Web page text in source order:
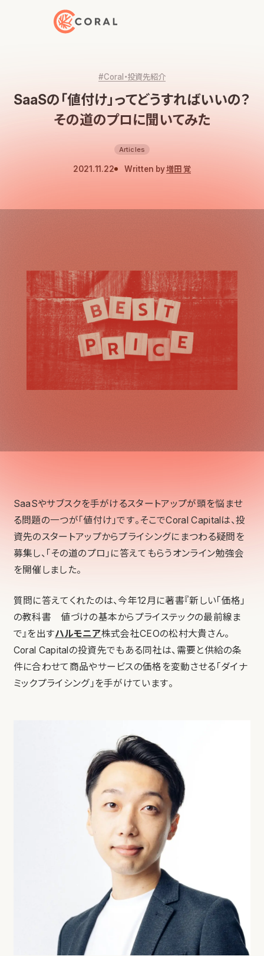
トップページへ戻る
#Coral・投資先紹介
SaaSの「値付け」ってどうすればいいの？
その道のプロに聞いてみた
Articles
2021.11.22 Written by増田 覚
SaaSやサブスクを手がけるスタートアップが頭を悩ませ
る問題の一つが「値付け」です。そこでCoral Capitalは、投
資先のスタートアップからプライシングにまつわる疑問を
募集し、「その道のプロ」に答えてもらうオンライン勉強会
を開催しました。
質問に答えてくれたのは、今年12月に著書『新しい「価格」
の教科書 値づけの基本からプライステックの最前線ま
で』を出すハルモニア株式会社CEOの松村大貴さん。
Coral Capitalの投資先でもある同社は、需要と供給の条
件に合わせて商品やサービスの価格を変動させる「ダイナ
ミックプライシング」を手がけています。